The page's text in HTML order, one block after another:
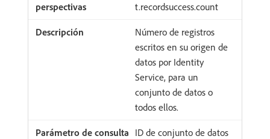
t.recordsuccess.count
Número de registros
escritos en su origen de
datos por Identity
Service, para un
conjunto de datos o
todos ellos.
ID de conjunto de datos